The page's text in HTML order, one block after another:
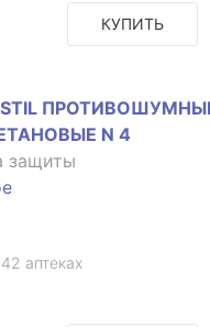
КУПИТЬ
N 4
защиты
аптеках